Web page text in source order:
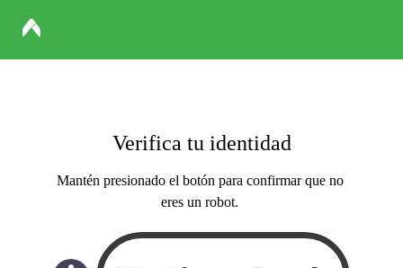
Verifica tu identidad
Mantén presionado el botón para confirmar que no
eres un robot.